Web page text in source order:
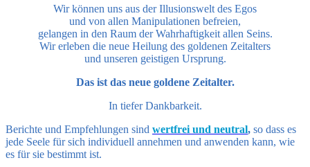
Wir können uns aus der Illusionswelt des Egos
und von allen Manipulationen befreien,
gelangen in den Raum der Wahrhaftigkeit allen Seins.
Wir erleben die neue Heilung des goldenen Zeitalters
und unseren geistigen Ursprung.
Das ist das neue goldene Zeitalter.
In tiefer Dankbarkeit.
Berichte und Empfehlungen sind wertfrei und neutral, so dass es
jede Seele für sich individuell annehmen und anwenden kann, wie
es für sie bestimmt ist.